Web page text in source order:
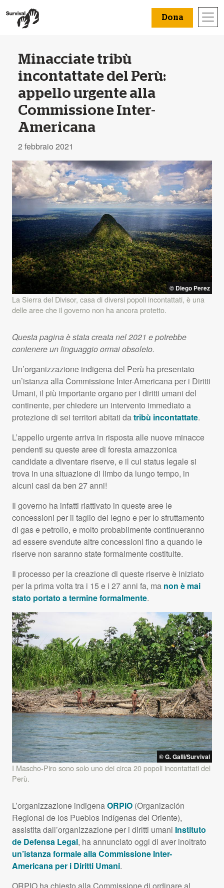
Dona
Minacciate tribù
incontattate del Perù:
appello urgente alla
Commissione Inter-
Americana
2 febbraio 2021
© Diego Perez
La Sierra del Divisor, casa di diversi popoli incontattati, è una
delle aree che il governo non ha ancora protetto.
Questa pagina è stata creata nel 2021 e potrebbe
contenere un linguaggio ormai obsoleto.
Un’organizzazione indigena del Perù ha presentato
un’istanza alla Commissione Inter-Americana per i Diritti
Umani, il più importante organo per i diritti umani del
continente, per chiedere un intervento immediato a
protezione di sei territori abitati datribù incontattate.
L’appello urgente arriva in risposta alle nuove minacce
pendenti su queste aree di foresta amazzonica
candidate a diventare riserve, e il cui status legale si
trova in una situazione di limbo da lungo tempo, in
alcuni casi da ben 27 anni!
Il governo ha infatti riattivato in queste aree le
concessioni per il taglio del legno e per lo sfruttamento
di gas e petrolio, e molto probabilmente continueranno
ad essere svendute altre concessioni fino a quando le
riserve non saranno state formalmente costituite.
Il processo per la creazione di queste riserve è iniziato
per la prima volta tra i 15 e i 27 anni fa, ma non è mai
stato portato a termine formalmente.
© G. Galli/Survival
I Mascho-Piro sono solo uno dei circa 20 popoli incontattati del
Perù.
L’organizzazione indigenaORPIO (Organización
Regional de los Pueblos Indígenas del Oriente),
assistita dall’organizzazione per i diritti umani Instituto
de Defensa Legal, ha annunciato oggi di aver inoltrato
un’istanza formale alla Commissione Inter-
Americana per i Diritti Umani.